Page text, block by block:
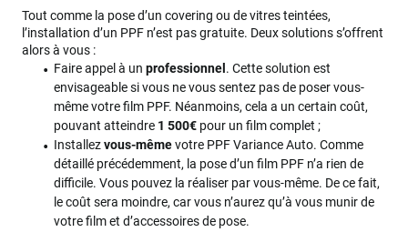
Tout comme la pose d’un covering ou de vitres teintées,
l’installation d’un PPF n’est pas gratuite. Deux solutions s’offrent
alors à vous :
Faire appel à un professionnel . Cette solution est
envisageable si vous ne vous sentez pas de poser vous-
même votre film PPF. Néanmoins, cela a un certain coût,
pouvant atteindre 1 500€ pour un film complet ;
Installezvous-mêmevotre PPF Variance Auto. Comme
détaillé précédemment, la pose d’un film PPF n’a rien de
difficile. Vous pouvez la réaliser par vous-même. De ce fait,
le coût sera moindre, car vous n’aurez qu’à vous munir de
votre film et d’accessoires de pose.